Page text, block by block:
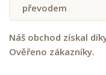
převodem
Náš obchod získal
Ověřeno zákazníky.